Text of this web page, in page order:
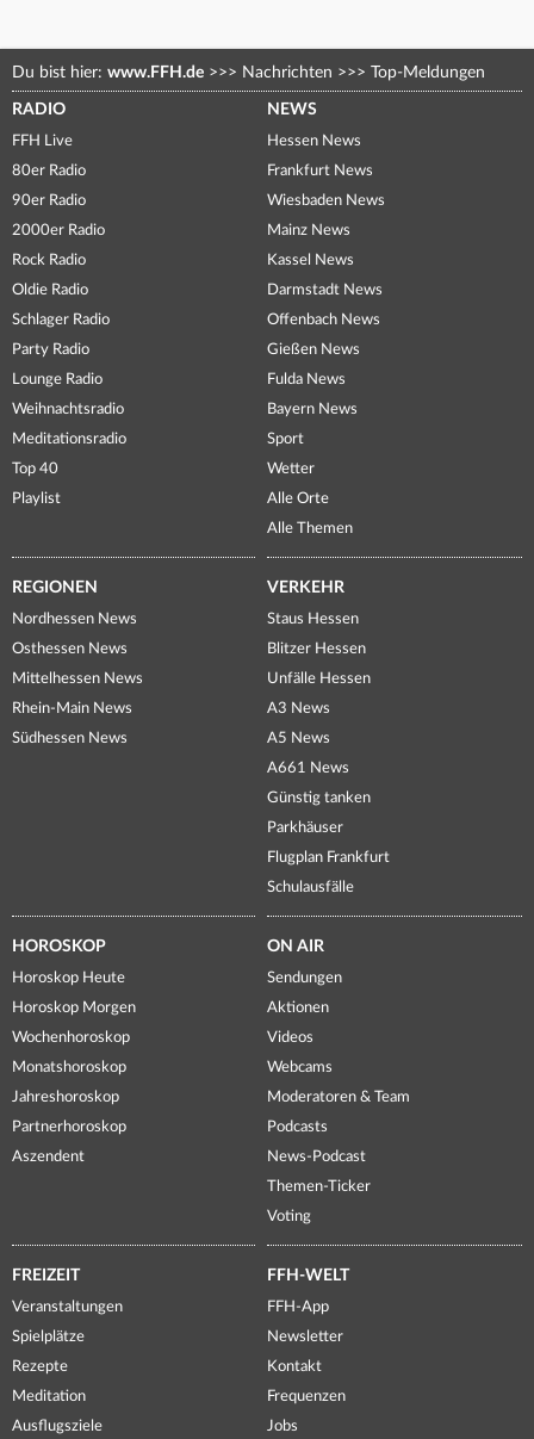
Du bist hier: www.FFH.de >>> Nachrichten >>> Top-Meldungen
RADIO
FFH Live
80er Radio
90er Radio
2000er Radio
Rock Radio
Oldie Radio
Schlager Radio
Party Radio
Lounge Radio
Weihnachtsradio
Meditationsradio
Top 40
Playlist
NEWS
Hessen News
Frankfurt News
Wiesbaden News
Mainz News
Kassel News
Darmstadt News
Offenbach News
Gießen News
Fulda News
Bayern News
Sport
Wetter
Alle Orte
Alle Themen
REGIONEN
Nordhessen News
Osthessen News
Mittelhessen News
Rhein-Main News
Südhessen News
VERKEHR
Staus Hessen
Blitzer Hessen
Unfälle Hessen
A3 News
A5 News
A661 News
Günstig tanken
Parkhäuser
Flugplan Frankfurt
Schulausfälle
HOROSKOP
Horoskop Heute
Horoskop Morgen
Wochenhoroskop
Monatshoroskop
Jahreshoroskop
Partnerhoroskop
Aszendent
ON AIR
Sendungen
Aktionen
Videos
Webcams
Moderatoren & Team
Podcasts
News-Podcast
Themen-Ticker
Voting
FREIZEIT
Veranstaltungen
Spielplätze
Rezepte
Meditation
Ausflugsziele
FFH-WELT
FFH-App
Newsletter
Kontakt
Frequenzen
Jobs